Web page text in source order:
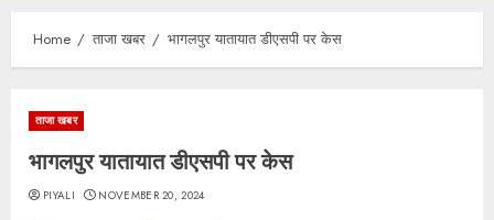
Home ताजा खबर भागलपुर यातायात डीएसपी पर केस
ताजा खबर
भागलपुर यातायात डीएसपी पर केस
PIYALI NOVEMBER 20, 2024